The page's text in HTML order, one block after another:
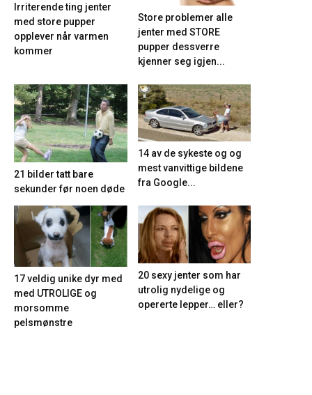
Irriterende ting jenter
med store pupper
opplever når varmen
kommer
Store problemer alle
jenter med STORE
pupper dessverre
kjenner seg igjen...
21 bilder tatt bare
sekunder før noen døde
14 av de sykeste og og
mest vanvittige bildene
fra Google...
17 veldig unike dyr med
med UTROLIGE og
morsomme
pelsmønstre
20 sexy jenter som har
utrolig nydelige og
opererte lepper… eller?